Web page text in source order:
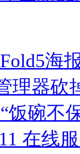
海
理器砍
饭碗不
在线